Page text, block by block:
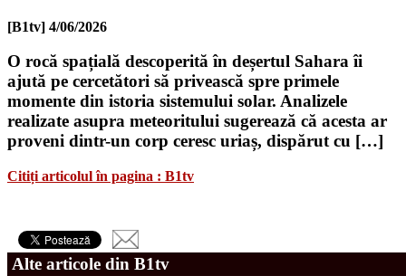
[B1tv] 4/06/2026
O rocă spațială descoperită în deșertul Sahara îi
ajută pe cercetători să privească spre primele
momente din istoria sistemului solar. Analizele
realizate asupra meteoritului sugerează că acesta ar
proveni dintr-un corp ceresc uriaș, dispărut cu […]
Citiți articolul în pagina : B1tv
Alte articole din B1tv